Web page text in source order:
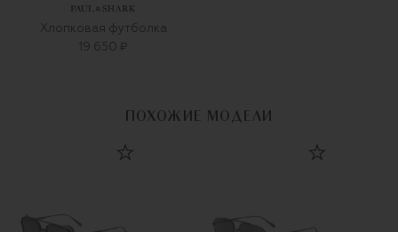
Хлопковая футболка
19 650 ₽
ПОХОЖИЕ МОДЕЛИ